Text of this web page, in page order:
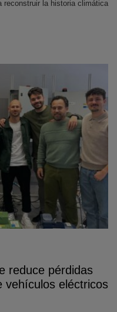
reconstruir la historia climática
reduce pérdidas
vehículos eléctricos